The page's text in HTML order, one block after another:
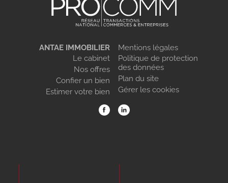
ANTAE IMMOBILIER
Le cabinet
Nos offres
Confier un bien
Estimer votre bien
Mentions légales
Politique de protection
des données
Plan du site
Gérer les cookies